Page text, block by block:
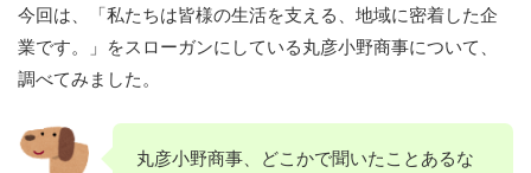
今回は、「私たちは皆様の生活を支える、地域に密着した企
業です。」をスローガンにしている丸彦小野商事について、
調べてみました。
丸彦小野商事、どこかで聞いたことあるな